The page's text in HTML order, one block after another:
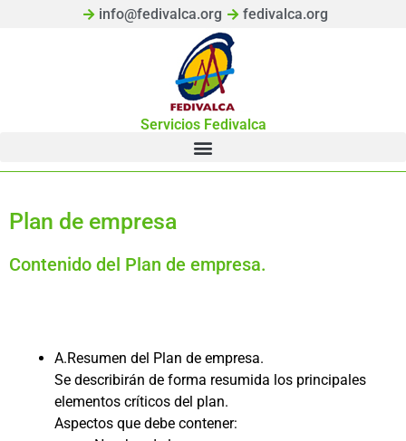
info@fedivalca.org fedivalca.org
Servicios Fedivalca
Plan de empresa
Contenido del Plan de empresa.
A.Resumen del Plan de empresa.
Se describirán de forma resumida los principales
elementos críticos del plan.
Aspectos que debe contener: